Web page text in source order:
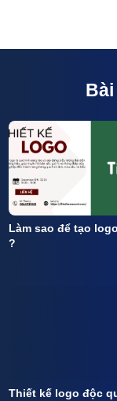
Làm sao để tạo
?
Thiết kế logo độc